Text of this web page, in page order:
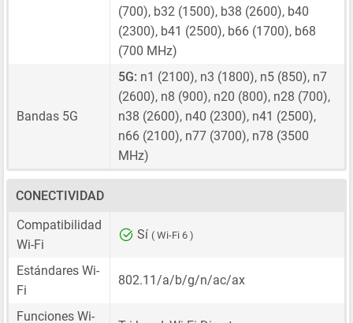
(700), b32 (1500), b38 (2600), b40
(2300), b41 (2500), b66 (1700), b68
(700 MHz)
Bandas 5G
5G: n1 (2100), n3 (1800), n5 (850), n7
(2600), n8 (900), n20 (800), n28 (700),
n38 (2600), n40 (2300), n41 (2500),
n66 (2100), n77 (3700), n78 (3500
MHz)
CONECTIVIDAD
Compatibilidad
Wi-Fi
Sí ( Wi-Fi 6 )
Estándares Wi-
Fi
802.11/a/b/g/n/ac/ax
Funciones Wi-